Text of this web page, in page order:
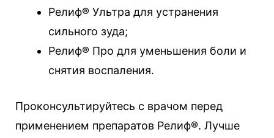
Релиф® Ультра для устранения
сильного зуда;
Релиф® Про для уменьшения боли и
снятия воспаления.
Проконсультируйтесь с врачом перед
применением препаратов Релиф®. Лучше